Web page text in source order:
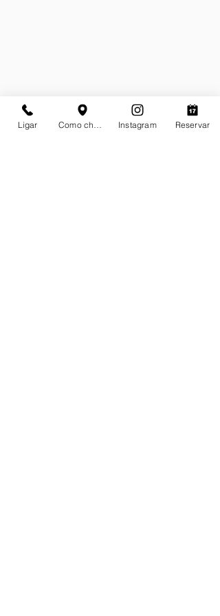
Ligar Instagram Reservar